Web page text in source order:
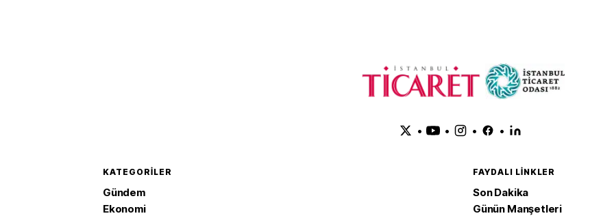
• • • •
KATEGORILER
Gündem
Ekonomi
FAYDALI LINKLER
Son Dakika
Günün Manşetleri